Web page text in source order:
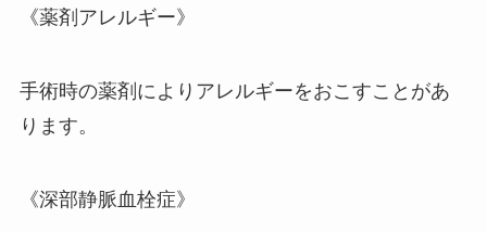
《薬剤アレルギー》
手術時の薬剤によりアレルギーをおこすことがあ
ります。
《深部静脈血栓症》